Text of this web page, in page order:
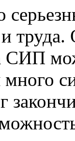
труда.
много